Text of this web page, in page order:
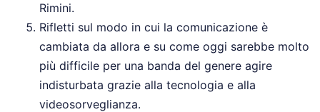
Rimini.
Rifletti sul modo in cui la comunicazione è
cambiata da allora e su come oggi sarebbe molto
più difficile per una banda del genere agire
indisturbata grazie alla tecnologia e alla
videosorveglianza.